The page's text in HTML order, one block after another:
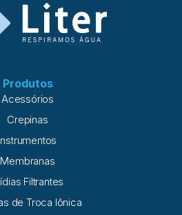
O que a limpeza química
A limpeza química em
é indicada quando a perda de
Produtos
Acessórios
Crepinas
Instrumentos
Membranas
Filtrantes
de Troca Iônica